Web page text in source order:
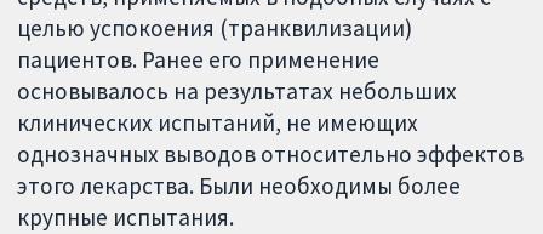
целью успокоения (транквилизации)
пациентов. Ранее его применение
основывалось на результатах небольших
клинических испытаний, не имеющих
однозначных выводов относительно эффектов
этого лекарства. Были необходимы более
крупные испытания.